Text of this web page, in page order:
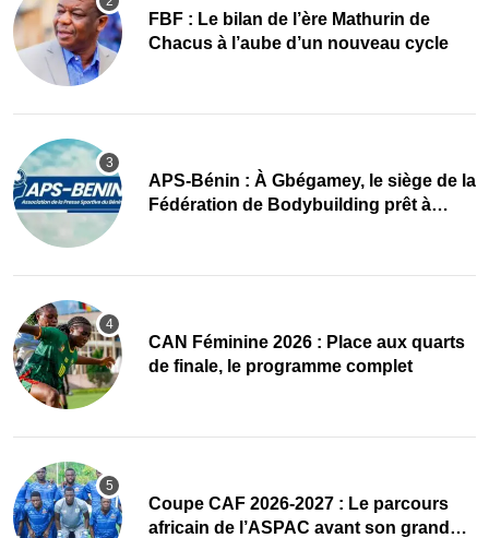
FBF : Le bilan de l’ère Mathurin de
Chacus à l’aube d’un nouveau cycle
APS-Bénin : À Gbégamey, le siège de la
Fédération de Bodybuilding prêt à
CAN Féminine 2026 : Place aux quarts
de finale, le programme complet
Coupe CAF 2026-2027 : Le parcours
africain de l’ASPAC avant son grand